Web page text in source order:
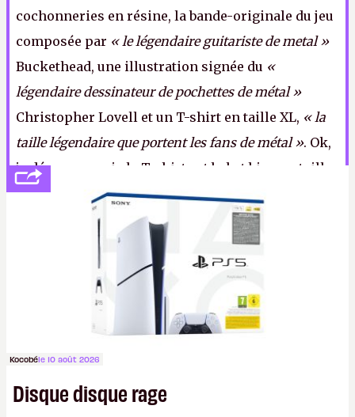
cochonneries en résine, la bande-originale du jeu
composée par « le légendaire guitariste de metal »
Buckethead, une illustration signée du «
légendaire dessinateur de pochettes de métal »
Christopher Lovell et un T-shirt en taille XL, « la
taille légendaire que portent les fans de métal ». Ok,
je déconne, mais le T-shirt est bel et bien en taille
XL, ne me demandez pas pourquoi. Le prix,
probablement légendaire lui aussi, n'a pas encore
été annoncé.LFS
Kocobéle 10 août 2026
Disque disque rage